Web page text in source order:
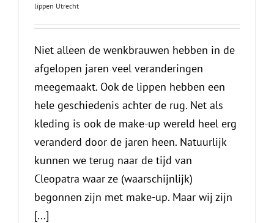
lippen Utrecht
Niet alleen de wenkbrauwen hebben in de
afgelopen jaren veel veranderingen
meegemaakt. Ook de lippen hebben een
hele geschiedenis achter de rug. Net als
kleding is ook de make-up wereld heel erg
veranderd door de jaren heen. Natuurlijk
kunnen we terug naar de tijd van
Cleopatra waar ze (waarschijnlijk)
begonnen zijn met make-up. Maar wij zijn
[...]